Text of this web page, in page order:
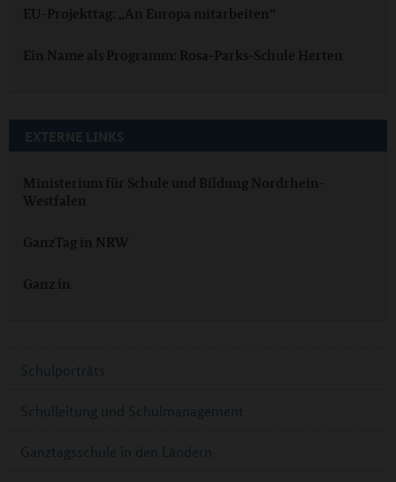
EU-Projekttag: „An Europa mitarbeiten“
Ein Name als Programm: Rosa-Parks-Schule Herten
EXTERNE LINKS
Ministerium für Schule und Bildung Nordrhein-
Westfalen
GanzTag in NRW
Ganz in
Schulporträts
Schulleitung und Schulmanagement
Ganztagsschule in den Ländern